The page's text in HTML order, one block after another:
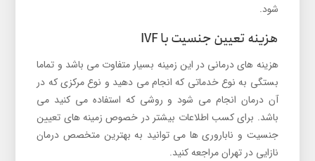
شود.
هزینه تعیین جنسیت با IVF
هزینه های درمانی در این زمینه بسیار متفاوت می باشد و تماما
بستگی به نوع خدماتی که انجام می دهید و نوع مرکزی که در
آن درمان انجام می شود و روشی که استفاده می کنید می
باشد. برای کسب اطلاعات بیشتر در خصوص زمینه های تعیین
جنسیت و ناباروری ها می توانید به بهترین متخصص درمان
نازایی در تهران مراجعه کنید.